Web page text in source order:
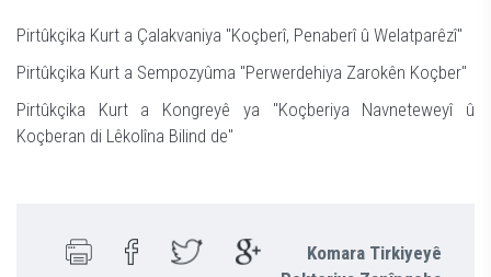
Pirtûkçika Kurt a Çalakvaniya "Koçberî, Penaberî û Welatparêzî"
Pirtûkçika Kurt a Sempozyûma "Perwerdehiya Zarokên Koçber"
Pirtûkçika Kurt a Kongreyê ya "Koçberiya Navneteweyî û
Koçberan di Lêkolîna Bilind de"
Komara Tirkiyeyê